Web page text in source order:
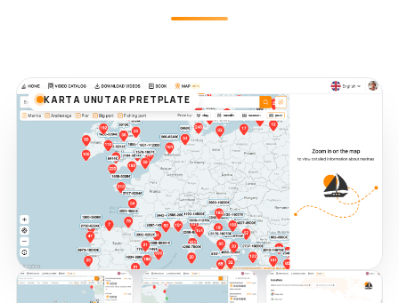
KARTA UNUTAR PRETPLATE